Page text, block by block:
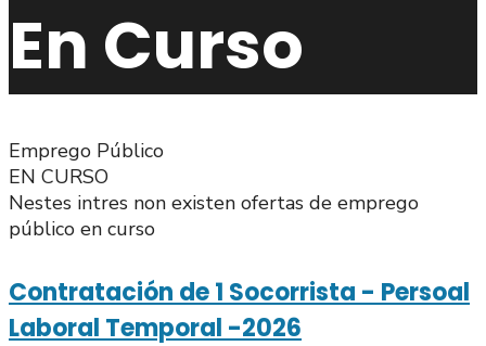
En Curso
Emprego Público
EN CURSO
Nestes intres non existen ofertas de emprego
público en curso
Contratación de 1 Socorrista - Persoal
Laboral Temporal -2026